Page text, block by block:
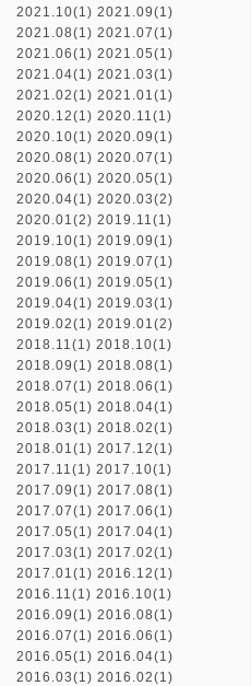
2021.10(1) 2021.09(1)
2021.08(1) 2021.07(1)
2021.06(1) 2021.05(1)
2021.04(1) 2021.03(1)
2021.02(1) 2021.01(1)
2020.12(1) 2020.11(1)
2020.10(1) 2020.09(1)
2020.08(1) 2020.07(1)
2020.06(1) 2020.05(1)
2020.04(1) 2020.03(2)
2020.01(2) 2019.11(1)
2019.10(1) 2019.09(1)
2019.08(1) 2019.07(1)
2019.06(1) 2019.05(1)
2019.04(1) 2019.03(1)
2019.02(1) 2019.01(2)
2018.11(1) 2018.10(1)
2018.09(1) 2018.08(1)
2018.07(1) 2018.06(1)
2018.05(1) 2018.04(1)
2018.03(1) 2018.02(1)
2018.01(1) 2017.12(1)
2017.11(1) 2017.10(1)
2017.09(1) 2017.08(1)
2017.07(1) 2017.06(1)
2017.05(1) 2017.04(1)
2017.03(1) 2017.02(1)
2017.01(1) 2016.12(1)
2016.11(1) 2016.10(1)
2016.09(1) 2016.08(1)
2016.07(1) 2016.06(1)
2016.05(1) 2016.04(1)
2016.03(1) 2016.02(1)